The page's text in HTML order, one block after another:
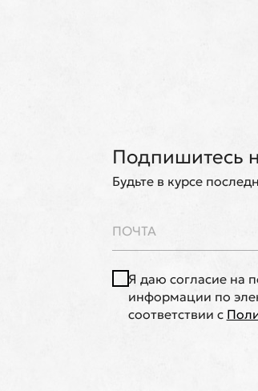
Подпишитесь
Будьте в курсе
Я даю согласие на
информации по
соответствии с